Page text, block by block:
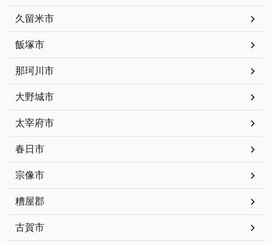
久留米市
飯塚市
那珂川市
大野城市
太宰府市
春日市
宗像市
糟屋郡
古賀市